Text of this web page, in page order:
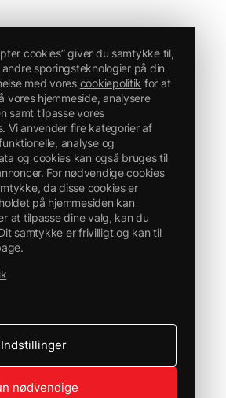
cookies” giver du samtykke til,
sporingsteknologier på din
med vores cookiepolitik for at
vores hjemmeside, analysere
samt tilpasse vores
Vi anvender fire kategorier af
analyse og
og cookies kan også bruges til
For nødvendige cookies
da disse cookies er
på hjemmesiden kan
at tilpasse dine valg, kan du
samtykke er frivilligt og kan til
Indstillinger
nødvendige